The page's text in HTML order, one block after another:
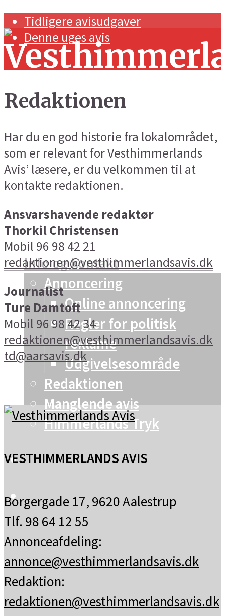
Tidligere avisudgaver
Denne uges avis
Forside
Navnestof og generelt
Handel og erhverv
Sport
Vesthimmerland
Info og kontakt
Annoncering
Online annoncering
Regler for politisk
reklame
Udgivelsesområde
Redaktionen
Manglende avis
Himmerlands Tryk
Redaktionen
Har du en god historie fra lokalområdet,
som er relevant for Vesthimmerlands
Avis’ læsere, er du velkommen til at
kontakte redaktionen.
Ansvarshavende redaktør
Thorkil Christensen
Mobil 96 98 42 21
redaktionen@vesthimmerlandsavis.dk
Journalist
Ture Damtoft
Mobil 96 98 42 34
redaktionen@vesthimmerlandsavis.dk
td@aarsavis.dk
VESTHIMMERLANDS AVIS
Borgergade 17, 9620 Aalestrup
Tlf. 98 64 12 55
Annonceafdeling:
annonce@vesthimmerlandsavis.dk
Redaktion:
redaktionen@vesthimmerlandsavis.dk